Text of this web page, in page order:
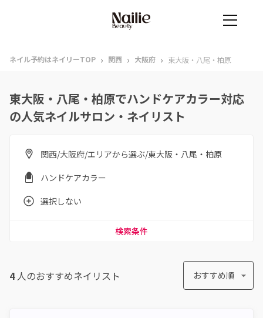
ネイル予約はネイリーTOP › 関西 › 大阪府 › 東大阪・八尾・柏原
東大阪・八尾・柏原でハンドケアカラー対応
の人気ネイルサロン・ネイリスト
関西/大阪府/エリアから選ぶ/東大阪・八尾・柏原
ハンドケアカラー
選択しない
検索条件
4人のおすすめネイリスト おすすめ順